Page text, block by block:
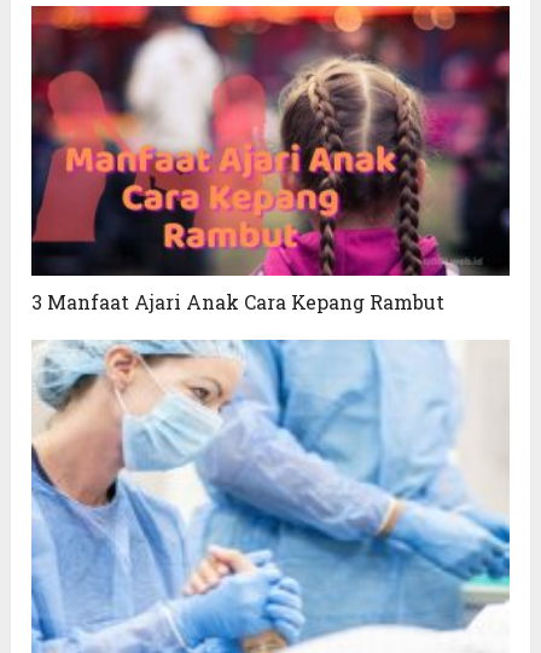
3 Manfaat Ajari Anak Cara Kepang Rambut